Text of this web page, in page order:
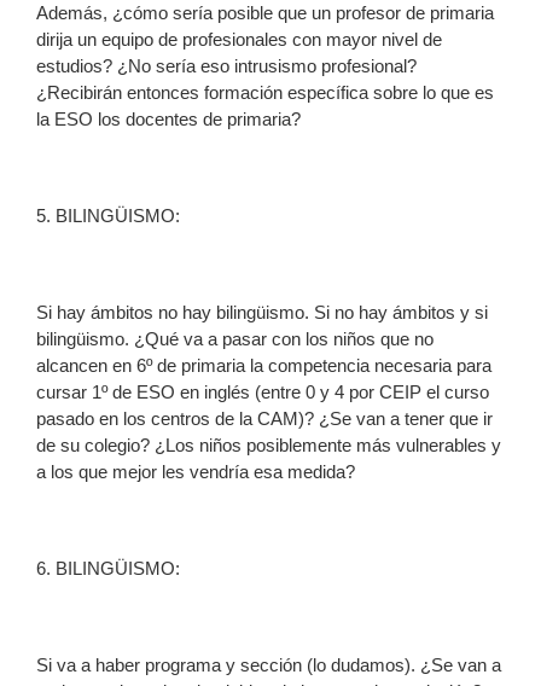
Además, ¿cómo sería posible que un profesor de primaria
dirija un equipo de profesionales con mayor nivel de
estudios? ¿No sería eso intrusismo profesional?
¿Recibirán entonces formación específica sobre lo que es
la ESO los docentes de primaria?
5. BILINGÜISMO:
Si hay ámbitos no hay bilingüismo. Si no hay ámbitos y si
bilingüismo. ¿Qué va a pasar con los niños que no
alcancen en 6º de primaria la competencia necesaria para
cursar 1º de ESO en inglés (entre 0 y 4 por CEIP el curso
pasado en los centros de la CAM)? ¿Se van a tener que ir
de su colegio? ¿Los niños posiblemente más vulnerables y
a los que mejor les vendría esa medida?
6. BILINGÜISMO:
Si va a haber programa y sección (lo dudamos). ¿Se van a